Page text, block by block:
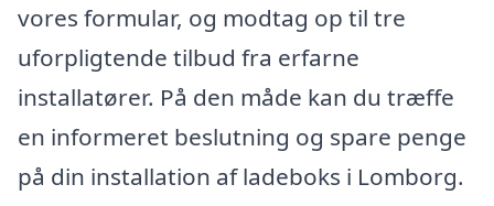
vores formular, og modtag op til tre
uforpligtende tilbud fra erfarne
installatører. På den måde kan du træffe
en informeret beslutning og spare penge
på din installation af ladeboks i Lomborg.